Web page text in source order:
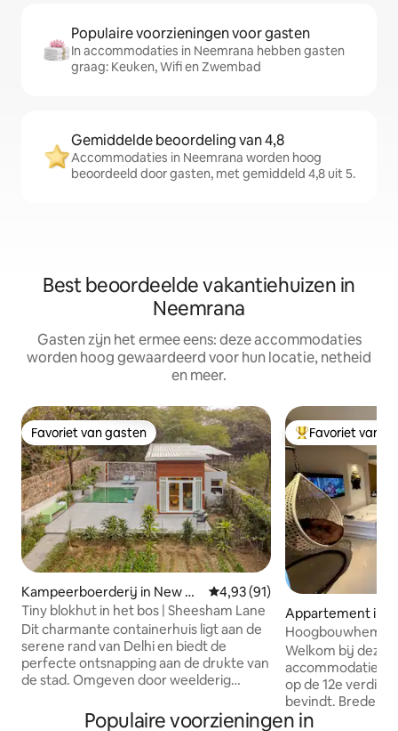
Populaire voorzieningen voor gasten
In accommodaties in Neemrana hebben gasten
graag: Keuken, Wifi en Zwembad
Gemiddelde beoordeling van 4,8
Accommodaties in Neemrana worden hoog
beoordeeld door gasten, met gemiddeld 4,8 uit 5.
Best beoordeelde vakantiehuizen in
Neemrana
Gasten zijn het ermee eens: deze accommodaties
worden hoog gewaardeerd voor hun locatie, netheid
en meer.
Favoriet van gasten
Favoriet van gasten
Kampeerboerderij in New D
elhi
Gemiddelde beoordeling van
4,93 (91)
Tiny blokhut in het bos | Sheesham Lane
Dit charmante containerhuis ligt aan de
serene rand van Delhi en biedt de
perfecte ontsnapping aan de drukte van
de stad. Omgeven door weelderig
toevluchtsoord om tot rust te komen en
Topfavoriet van
Favoriet van
Appartement in
Hoogbouwhemel
tuinterras
Welkom bij deze
accommodatie
op de 12e
bevindt. Brede
jacuzzi maken
Populaire voorzieningen in